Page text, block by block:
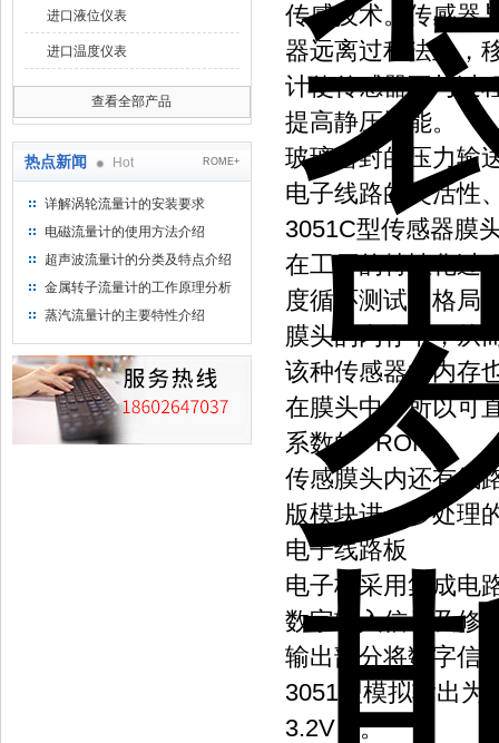
进口液位仪表
进口温度仪表
查看全部产品
热点新闻 Hot ROME+
详解涡轮流量计的安装要求
电磁流量计的使用方法介绍
超声波流量计的分类及特点介绍
金属转子流量计的工作原理分析
蒸汽流量计的主要特性介绍
传感技术。传感器
器远离过程法兰，
计使传感器不与过
提高静压性能。
玻璃密封的压力输
电子线路的灵活性
3051C型传感器膜
在工厂的特性化过
度循环测试。格局
膜头的内存中，从
该种传感器的内存
在膜头中，所以可
系数的PROM。
传感膜头内还有线
版模块进一步处理
电子线路板
电子板采用集成电
数字输入信号及修
输出部分将数字信
3051型模拟输出为
3.2V）。